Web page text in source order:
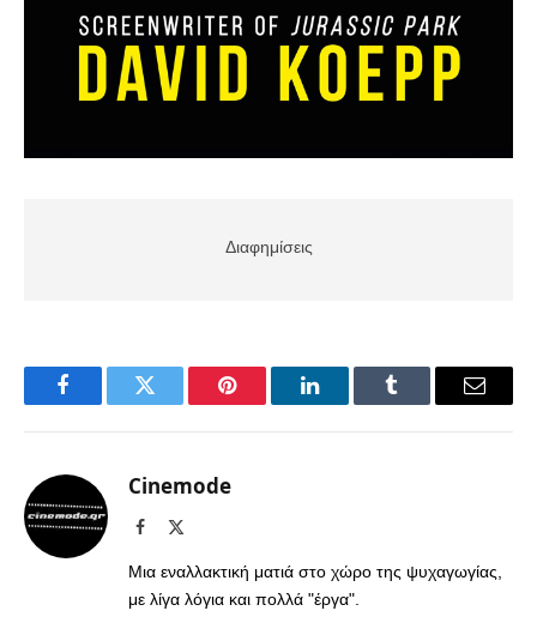
Διαφημίσεις
FacebookTwitter Pinterest LinkedInTumblr Email
Cinemode
Facebook
Μια εναλλακτική ματιά στο χώρο της ψυχαγωγίας,
με λίγα λόγια και πολλά "έργα".